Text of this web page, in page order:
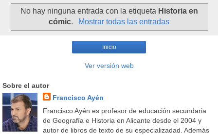
No hay ninguna entrada con la etiqueta Historia en
cómic. Mostrar todas las entradas
Inicio
Ver versión web
Sobre el autor
Francisco Ayén
Francisco Ayén es profesor de educación secundaria
de Geografía e Historia en Alicante desde el 2004 y
autor de libros de texto de su especializadad. Además